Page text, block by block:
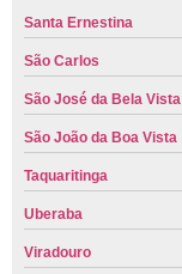
Santa Ernestina
São Carlos
São José da Bela Vista
São João da Boa Vista
Taquaritinga
Uberaba
Viradouro